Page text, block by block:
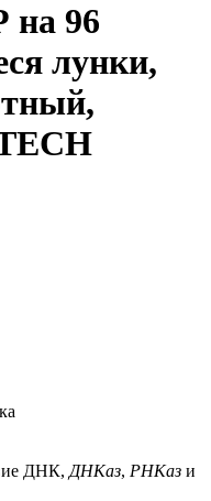
96
лунки,
ДНК, ДНКаз, РНКаз и